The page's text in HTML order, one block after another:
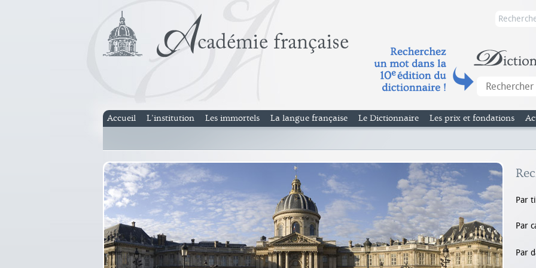
Accueil L’institution Les immortels La langue française Le Dictionnaire Les prix et fondations
Par
Par
Par